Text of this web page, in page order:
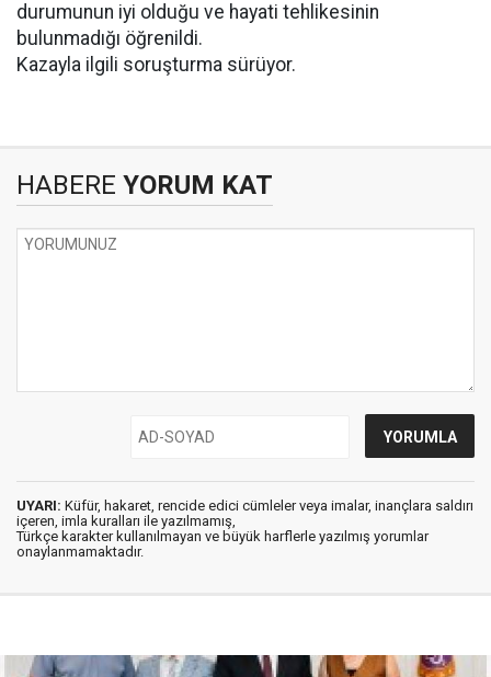
durumunun iyi olduğu ve hayati tehlikesinin
bulunmadığı öğrenildi.
Kazayla ilgili soruşturma sürüyor.
HABERE YORUM KAT
UYARI: Küfür, hakaret, rencide edici cümleler veya imalar, inançlara saldırı
içeren, imla kuralları ile yazılmamış,
Türkçe karakter kullanılmayan ve büyük harflerle yazılmış yorumlar
onaylanmamaktadır.